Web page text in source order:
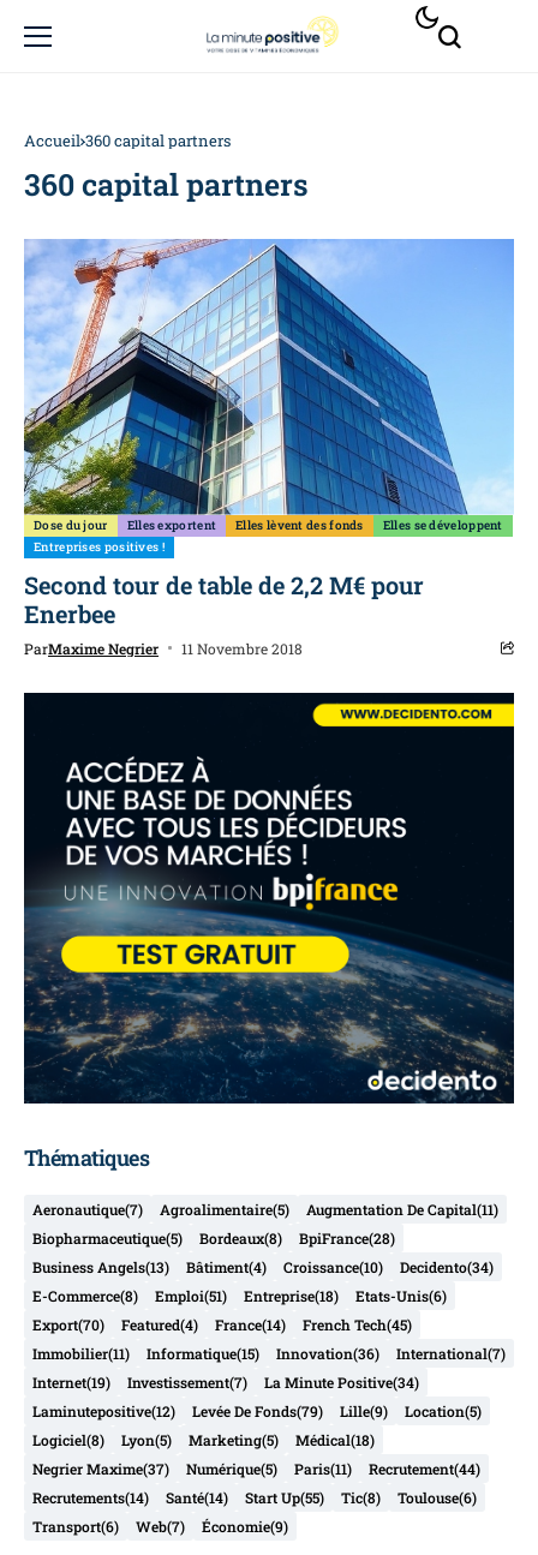
Accueil 360 capital partners
360 capital partners
Dose du jour Elles exportent Elles lèvent des fonds
Elles se développent
Entreprises positives !
Second tour de table de 2,2 M€ pour
Enerbee
ParMaxime Negrier 11 Novembre 2018
Thématiques
Aeronautique(7) Agroalimentaire(5) Augmentation De Capital(11)
Biopharmaceutique(5) Bordeaux(8) BpiFrance(28)
Business Angels(13) Bâtiment(4) Croissance(10) Decidento(34)
E-Commerce(8) Emploi(51) Entreprise(18) Etats-Unis(6)
Export(70) Featured(4) France(14) French Tech(45)
Immobilier(11) Informatique(15) Innovation(36) International(7)
Internet(19) Investissement(7) La Minute Positive(34)
Laminutepositive(12) Levée De Fonds(79) Lille(9) Location(5)
Logiciel(8) Lyon(5) Marketing(5) Médical(18)
Negrier Maxime(37) Numérique(5) Paris(11) Recrutement(44)
Recrutements(14) Santé(14) Start Up(55) Tic(8) Toulouse(6)
Transport(6) Web(7) Économie(9)